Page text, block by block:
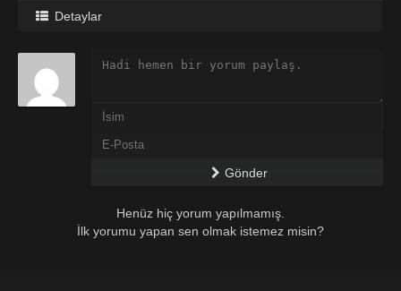
Detaylar
Gönder
Henüz hiç yorum yapılmamış.
İlk yorumu yapan sen olmak istemez misin?